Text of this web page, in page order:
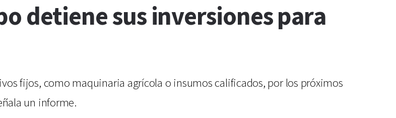
detiene sus inversiones para
fijos, como maquinaria agrícola o insumos calificados, por los próximos
un informe.